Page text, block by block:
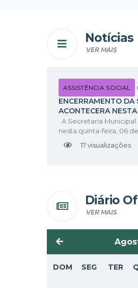
Notícias
VER MAIS
ENCERRAMENTO DA
ACONTECERA
NICOLAU
ASSISTÊNCIA SOCIAL
17 visualizações
A Secretaria Municipal
nesta quinta-feira, 06
Solidária, projeto
Diário
VER MAIS
DOM SEG TER